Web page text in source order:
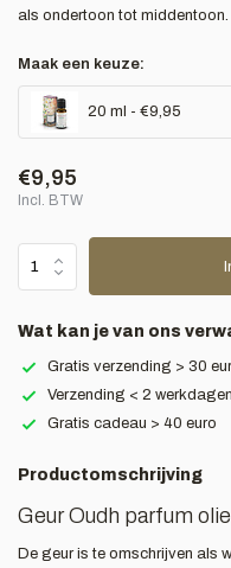
als ondertoon tot middentoon.
Maak een keuze:
20 ml - €9,95
€9,95
Incl. BTW
Wat kan je van ons
Gratis verzending > 30
Verzending < 2 werkdagen
Gratis cadeau > 40 euro
Productomschrijving
Geur Oudh parfum olie
De geur is te omschrijven als